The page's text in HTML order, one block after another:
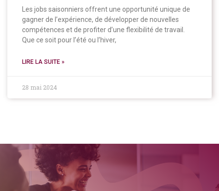
Les jobs saisonniers offrent une opportunité unique de
gagner de l’expérience, de développer de nouvelles
compétences et de profiter d’une flexibilité de travail.
Que ce soit pour l’été ou l’hiver,
LIRE LA SUITE »
28 mai 2024